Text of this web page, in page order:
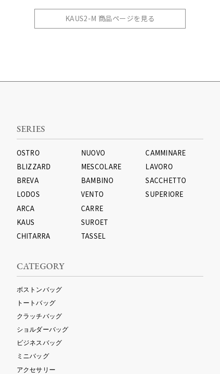
KAUS2-M 商品ページを見る
SERIES
OSTRO
BLIZZARD
BREVA
LODOS
ARCA
KAUS
CHITARRA
NUOVO
MESCOLARE
BAMBINO
VENTO
CARRE
SUROET
TASSEL
CAMMINARE
LAVORO
SACCHETTO
SUPERIORE
CATEGORY
ボストンバッグ
トートバッグ
クラッチバッグ
ショルダーバッグ
ビジネスバッグ
ミニバッグ
アクセサリー